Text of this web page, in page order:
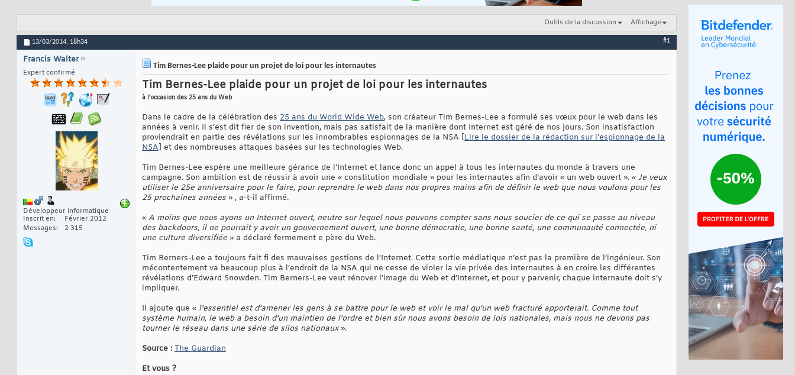
Outils de la discussion Affichage
13/03/2014, 18h34 #1
Francis Walter
Expert confirmé
Développeur informatique
Inscrit en
Février 2012
Messages
2 315
Tim Bernes-Lee plaide pour un projet de loi pour les internautes
Tim Bernes-Lee plaide pour un projet de loi pour les internautes
à l’occasion des 25 ans du Web
Dans le cadre de la célébration des 25 ans du World Wide Web, son créateur Tim Bernes-Lee a formulé ses vœux pour le web dans les
années à venir. Il s’est dit fier de son invention, mais pas satisfait de la manière dont Internet est géré de nos jours. Son insatisfaction
proviendrait en partie des révélations sur les innombrables espionnages de la NSA [Lire le dossier de la rédaction sur l'espionnage de la
NSA] et des nombreuses attaques basées sur les technologies Web.
Tim Bernes-Lee espère une meilleure gérance de l’Internet et lance donc un appel à tous les internautes du monde à travers une
campagne. Son ambition est de réussir à avoir une « constitution mondiale » pour les internautes afin d’avoir « un web ouvert ». « Je veux
utiliser le 25e anniversaire pour le faire, pour reprendre le web dans nos propres mains afin de définir le web que nous voulons pour les
25 prochaines années » , a-t-il affirmé.
« A moins que nous ayons un Internet ouvert, neutre sur lequel nous pouvons compter sans nous soucier de ce qui se passe au niveau
des backdoors, il ne pourrait y avoir un gouvernement ouvert, une bonne démocratie, une bonne santé, une communauté connectée, ni
une culture diversifiée » a déclaré fermement e père du Web.
Tim Berners-Lee a toujours fait fi des mauvaises gestions de l’Internet. Cette sortie médiatique n’est pas la première de l’ingénieur. Son
mécontentement va beaucoup plus à l’endroit de la NSA qui ne cesse de violer la vie privée des internautes à en croire les différentes
révélations d’Edward Snowden. Tim Berners-Lee veut rénover l’image du Web et d’Internet, et pour y parvenir, chaque internaute doit s’y
impliquer.
Il ajoute que « l’essentiel est d’amener les gens à se battre pour le web et voir le mal qu’un web fracturé apporterait. Comme tout
système humain, le web a besoin d’un maintien de l’ordre et bien sûr nous avons besoin de lois nationales, mais nous ne devons pas
tourner le réseau dans une série de silos nationaux».
Source : The Guardian
Et vous ?